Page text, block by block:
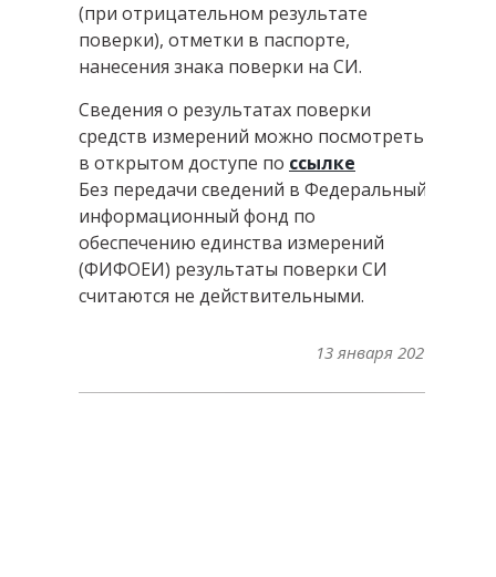
(при отрицательном результате
поверки), отметки в паспорте,
нанесения знака поверки на СИ.
Сведения о результатах поверки
средств измерений можно посмотреть
в открытом доступе по ссылке
Без передачи сведений в Федеральный
информационный фонд по
обеспечению единства измерений
(ФИФОЕИ) результаты поверки СИ
считаются не действительными.
13 января 2021